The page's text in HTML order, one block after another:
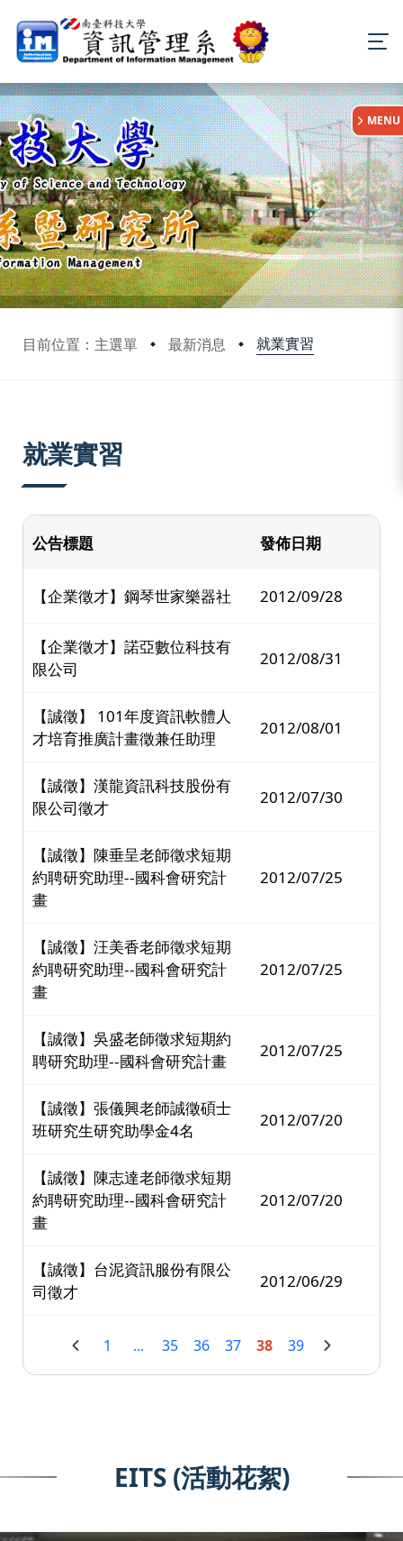
目前位置：主選單 最新消息 就業實習
:::
MENU
就業實習
公告標題 發佈日期
【企業徵才】鋼琴世家樂器社 2012/09/28
【企業徵才】諾亞數位科技有
限公司
2012/08/31
【誠徵】 101年度資訊軟體人
才培育推廣計畫徵兼任助理
2012/08/01
【誠徵】漢龍資訊科技股份有
限公司徵才
2012/07/30
【誠徵】陳垂呈老師徵求短期
約聘研究助理--國科會研究計
畫
2012/07/25
【誠徵】汪美香老師徵求短期
約聘研究助理--國科會研究計
畫
2012/07/25
【誠徵】吳盛老師徵求短期約
聘研究助理--國科會研究計畫
2012/07/25
【誠徵】張儀興老師誠徵碩士
班研究生研究助學金4名
2012/07/20
【誠徵】陳志達老師徵求短期
約聘研究助理--國科會研究計
畫
2012/07/20
【誠徵】台泥資訊服份有限公
司徵才
2012/06/29
1 ... 35 36 37 38 39
EITS (活動花絮)